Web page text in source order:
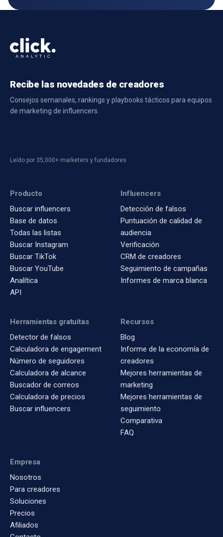
Recibe las novedades de creadores
Consejos semanales, rankings y playbooks tácticos para equipos
de marketing de influencers.
Leído por 35,000+ marketers y fundadores
Producto
Buscar influencers
Base de datos
Todas las listas
Buscar Instagram
Buscar TikTok
Buscar YouTube
Analítica
API
Influencers
Detección de falsos
Puntuación de calidad de
audiencia
Verificación
CRM de creadores
Seguimiento de campañas
Informes de marca blanca
Herramientas gratuitas
Detector de falsos
Calculadora de engagement
Número de seguidores
Calculadora de alcance
Buscador de correos
Calculadora de precios
Buscar influencers
Recursos
Blog
Informe de la economía de
creadores
Mejores herramientas de
marketing
Mejores herramientas de
seguimiento
Comparativa
FAQ
Empresa
Nosotros
Para creadores
Soluciones
Precios
Afiliados